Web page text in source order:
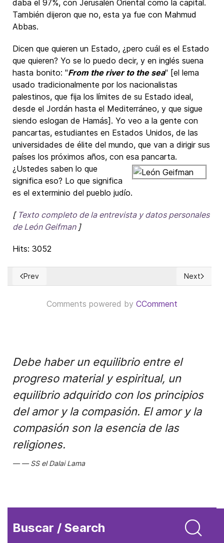
daba el 97%, con Jerusalén Oriental como la capital.
También dijeron que no, esta ya fue con Mahmud
Abbas.
Dicen que quieren un Estado, ¿pero cuál es el Estado
que quieren? Yo se lo puedo decir, y en inglés suena
hasta bonito: "From the river to the sea" [el lema
usado tradicionalmente por los nacionalistas
palestinos, que fija los límites de su Estado ideal,
desde el Jordán hasta el Mediterráneo, y que sigue
siendo eslogan de Hamás]. Yo veo a la gente con
pancartas, estudiantes en Estados Unidos, de las
universidades de élite del mundo, que van a dirigir sus
países los próximos años, con esa pancarta.
¿Ustedes saben lo que
significa eso? Lo que significa
es el exterminio del pueblo judío.
[ Texto completo de la entrevista y datos personales
de León Geifman]
Hits: 3052
Previous article: How cheap is nuclear energy?
Prev Next
Next
Comments powered by CComment
Debe haber un equilibrio entre el
progreso material y espiritual, un
equilibrio adquirido con los principios
del amor y la compasión. El amor y la
compasión son la esencia de las
religiones.
SS el Dalai Lama
Buscar / Search